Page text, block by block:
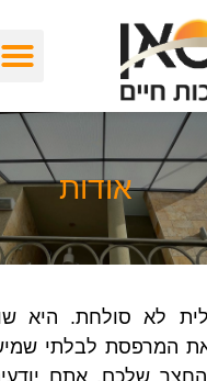
אודות
לא סולחת. היא
המרפסת לבלתי